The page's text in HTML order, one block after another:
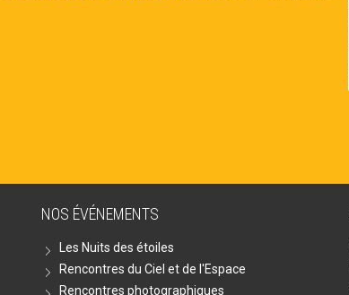
NOS ÉVÉNEMENTS
Les Nuits des étoiles
Rencontres du Ciel et de l'Espace
Rencontres photographiques